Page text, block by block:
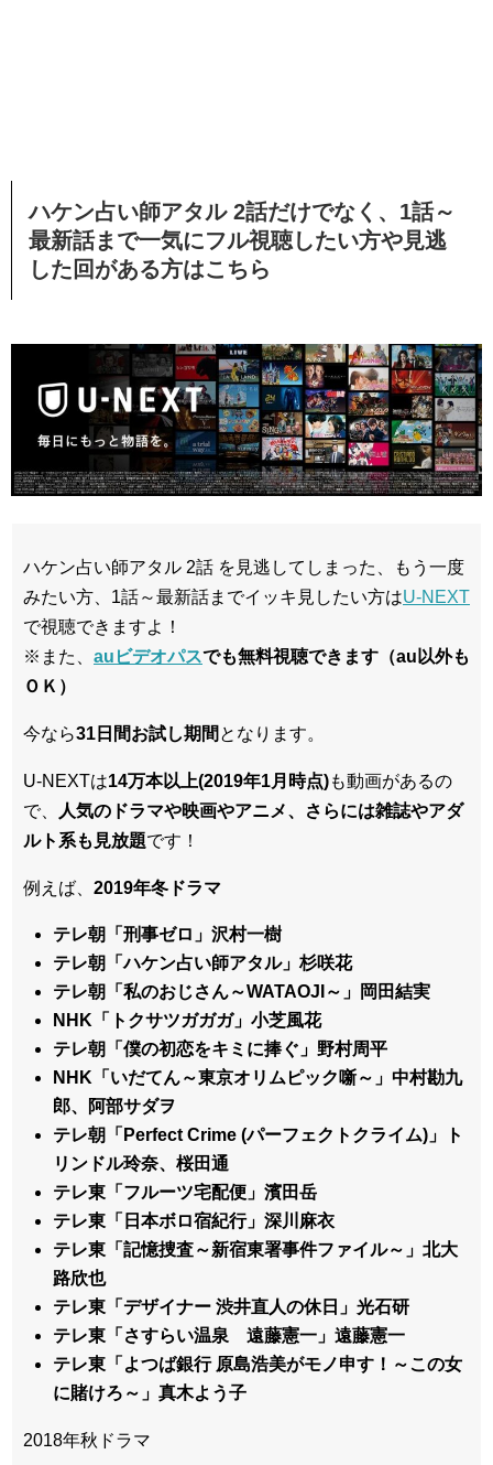
ハケン占い師アタル 2話だけでなく、1話～
最新話まで一気にフル視聴したい方や見逃
した回がある方はこちら
ハケン占い師アタル 2話 を見逃してしまった、もう一度
みたい方、1話～最新話までイッキ見したい方はU-NEXT
で視聴できますよ！
※また、 auビデオパスでも無料視聴できます（au以外も
ＯＫ）
今なら31日間お試し期間 となります。
U-NEXTは14万本以上(2019年1月時点)も動画があるの
で、
人気のドラマや映画やアニメ、さらには雑誌やアダ
ルト系も見放題です！
例えば、 2019年冬ドラマ
テレ朝「刑事ゼロ」沢村一樹
テレ朝「ハケン占い師アタル」杉咲花
テレ朝「私のおじさん～WATAOJI～」岡田結実
NHK「トクサツガガガ」小芝風花
テレ朝「僕の初恋をキミに捧ぐ」野村周平
NHK「いだてん～東京オリムピック噺～」中村勘九
郎、阿部サダヲ
テレ朝「Perfect Crime (パーフェクトクライム)」ト
リンドル玲奈、桜田通
テレ東「フルーツ宅配便」濱田岳
テレ東「日本ボロ宿紀行」深川麻衣
テレ東「記憶捜査～新宿東署事件ファイル～」北大
路欣也
テレ東「デザイナー 渋井直人の休日」光石研
テレ東「さすらい温泉 遠藤憲一」遠藤憲一
テレ東「よつば銀行 原島浩美がモノ申す！～この女
に賭けろ～」真木よう子
2018年秋ドラマ